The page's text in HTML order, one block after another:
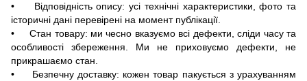
• Відповідність опису: усі технічні характеристики, фото та
історичні дані перевірені на момент публікації.
• Стан товару: ми чесно вказуємо всі дефекти, сліди часу та
особливості збереження. Ми не приховуємо дефекти, не
прикрашаємо стан.
• Безпечну доставку: кожен товар пакується з урахуванням